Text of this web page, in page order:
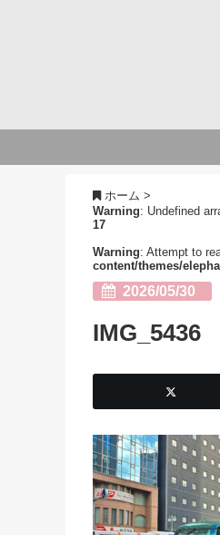
ホーム >
Warning: Undefined
17
Warning: Attempt to
content/themes/
2026/05/30
IMG_5436